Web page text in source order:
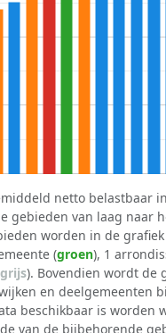
netto belastbaar
gebieden van laag naar
worden in de
(groen), 1
grijs). Bovendien wordt de
en deelgemeenten
beschikbaar is worden
van de bijbehorende